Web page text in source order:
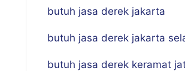
butuh jasa derek jakarta
butuh jasa derek jakarta
butuh jasa derek keramat